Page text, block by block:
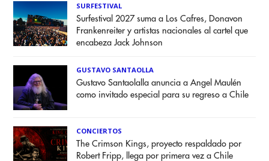
SURFESTIVAL
Surfestival 2027 suma a Los Cafres, Donavon
Frankenreiter y artistas nacionales al cartel que
encabeza Jack Johnson
GUSTAVO SANTAOLLA
Gustavo Santaolalla anuncia a Angel Maulén
como invitado especial para su regreso a Chile
CONCIERTOS
The Crimson Kings, proyecto respaldado por
Robert Fripp, llega por primera vez a Chile